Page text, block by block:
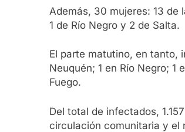
Además, 30 mujeres: 13 de
1 de Río Negro y 2 de Salta.
El parte matutino, en tanto,
Neuquén; 1 en Río Negro; 1
Fuego.
Del total de infectados,
circulación comunitaria y el